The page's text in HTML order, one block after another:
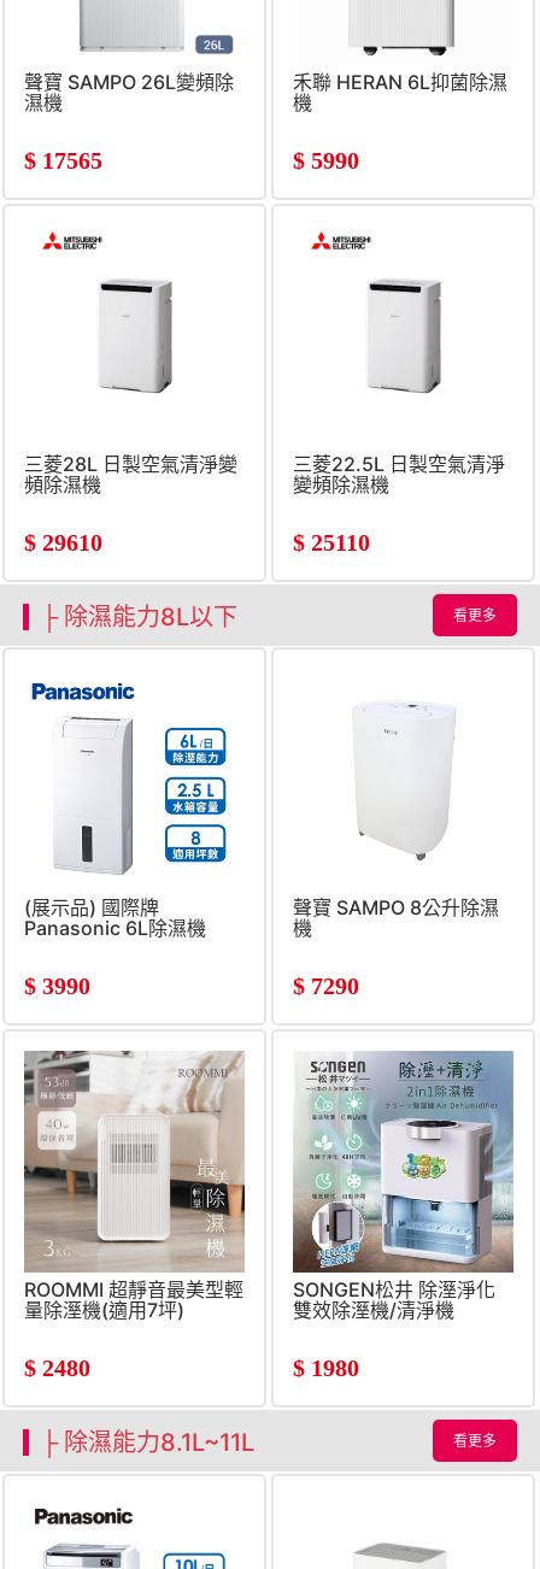
聲寶 SAMPO 26L變頻除
濕機
$ 17565
禾聯 HERAN 6L抑菌除濕
機
$ 5990
三菱28L 日製空氣清淨變
頻除濕機
$ 29610
三菱22.5L 日製空氣清淨
變頻除濕機
$ 25110
├ 除濕能力8L以下 看更多
(展示品) 國際牌
Panasonic 6L除濕機
$ 3990
聲寶 SAMPO 8公升除濕
機
$ 7290
ROOMMI 超靜音最美型輕
量除溼機(適用7坪)
$ 2480
SONGEN松井 除溼淨化
雙效除溼機/清淨機
$ 1980
├ 除濕能力8.1L~11L 看更多